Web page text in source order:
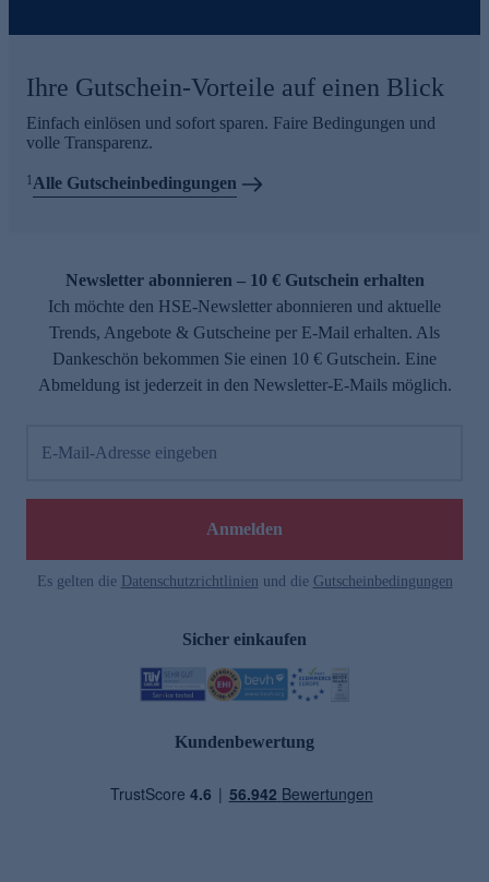
Ihre Gutschein-Vorteile auf einen Blick
Einfach einlösen und sofort sparen. Faire Bedingungen und
volle Transparenz.
1 Alle Gutscheinbedingungen
Newsletter abonnieren – 10 € Gutschein erhalten
Ich möchte den HSE-Newsletter abonnieren und aktuelle
Trends, Angebote & Gutscheine per E-Mail erhalten. Als
Dankeschön bekommen Sie einen 10 € Gutschein. Eine
Abmeldung ist jederzeit in den Newsletter-E-Mails möglich.
E-Mail-Adresse eingeben
Anmelden
Es gelten die Datenschutzrichtlinien und die Gutscheinbedingungen
Sicher einkaufen
Kundenbewertung